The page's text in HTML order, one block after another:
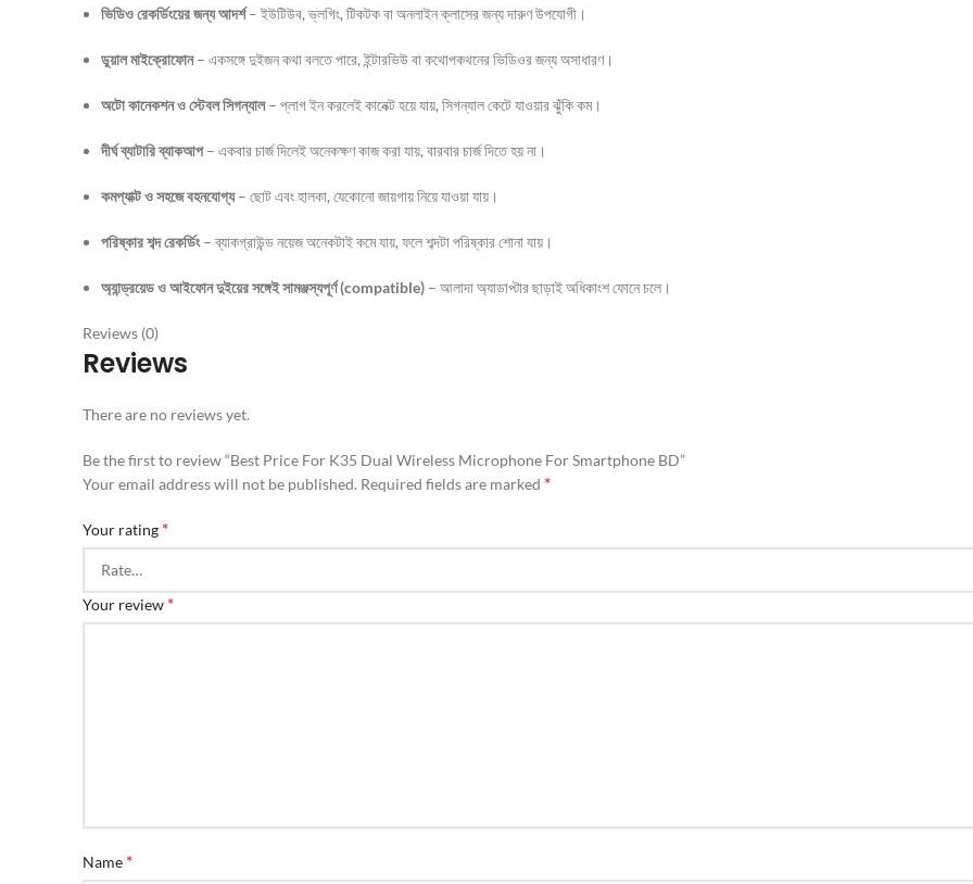
ভিডিও রেকর্ডিংয়ের জন্য আদর্শ– ইউটিউব, ভ্লগিং, টিকটক বা অনলাইন ক্লাসের জন্য দারুণ উপযোগী।
ডুয়াল মাইক্রোফোন– একসঙ্গে দুইজন কথা বলতে পারে, ইন্টারভিউ বা কথোপকথনের ভিডিওর জন্য অসাধারণ।
অটো কানেকশন ও স্টেবল সিগন্যাল– প্লাগ ইন করলেই কানেক্ট হয়ে যায়, সিগন্যাল কেটে যাওয়ার ঝুঁকি কম।
দীর্ঘ ব্যাটারি ব্যাকআপ– একবার চার্জ দিলেই অনেকক্ষণ কাজ করা যায়, বারবার চার্জ দিতে হয় না।
কমপ্যাক্ট ও সহজে বহনযোগ্য– ছোট এবং হালকা, যেকোনো জায়গায় নিয়ে যাওয়া যায়।
পরিষ্কার শব্দ রেকর্ডিং– ব্যাকগ্রাউন্ড নয়েজ অনেকটাই কমে যায়, ফলে শব্দটা পরিষ্কার শোনা যায়।
অ্যান্ড্রয়েড ও আইফোন দুইয়ের সঙ্গেই সামঞ্জস্যপূর্ণ (compatible) – আলাদা অ্যাডাপ্টার ছাড়াই অধিকাংশ ফোনে চলে।
Reviews (0)
Reviews
There are no reviews yet.
Be the first to review “Best Price For K35 Dual Wireless Microphone For Smartphone BD”
Your email address will not be published. Required fields are marked *
Your rating *
Your review *
Name *